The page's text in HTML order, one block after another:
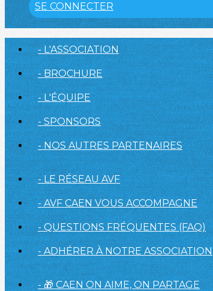
SE CONNECTER
- L'ASSOCIATION
- BROCHURE
- L'ÉQUIPE
- SPONSORS
- NOS AUTRES PARTENAIRES
- LE RÉSEAU AVF
- AVF CAEN VOUS ACCOMPAGNE
- QUESTIONS FRÉQUENTES (FAQ)
- ADHÉRER À NOTRE ASSOCIATION
- 🎁 CAEN ON AIME, ON PARTAGE